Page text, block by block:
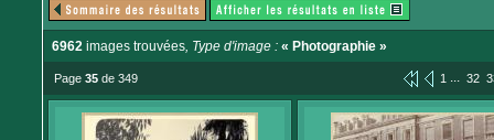
6962 images trouvées, Type d'image : « Photographie »
Page 35 de 349 1 ... 32